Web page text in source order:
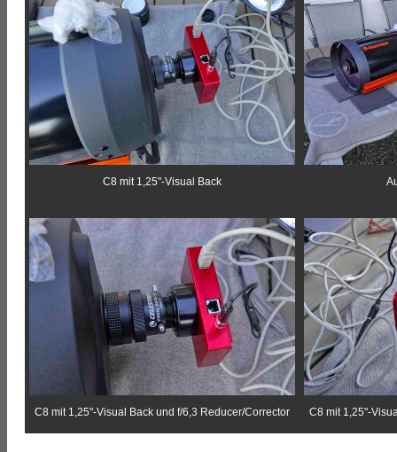
C8 mit 1,25"-Visual Back
C8 mit 1,25"-Visual Back und f/6,3 Reducer/Corrector C8 mit 1,25"-